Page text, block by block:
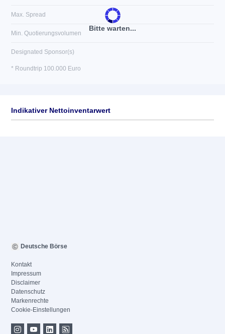
Bitte warten...
Max. Spread
Min. Quotierungsvolumen
Designated Sponsor(s)
* Roundtrip 100.000 Euro
Indikativer Nettoinventarwert
Deutsche Börse
Kontakt
Impressum
Disclaimer
Datenschutz
Markenrechte
Cookie-Einstellungen